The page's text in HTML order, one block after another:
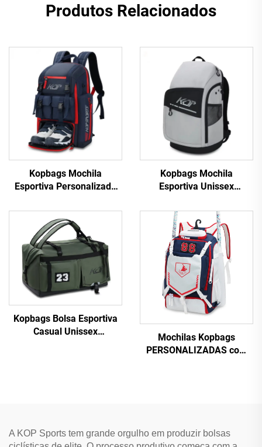
Produtos Relacionados
Kopbags Mochila
Esportiva Personalizada
Forro em Náilon e Fecho
com Zíper Bolsa Esportiva
Personalizada
Kopbags Mochila
Esportiva Unissex
Profissional para Equipe
Esportiva
Kopbags Bolsa Esportiva
Casual Unissex
Mochilas Kopbags
PERSONALIZADAS com
de Beisebol
A KOP Sports tem grande orgulho em produzir bolsas